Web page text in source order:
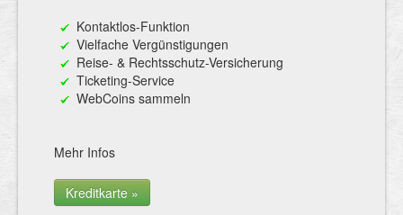
Kontaktlos-Funktion
Vielfache Vergünstigungen
Reise- & Rechtsschutz-Versicherung
Ticketing-Service
WebCoins sammeln
Mehr Infos
Kreditkarte »